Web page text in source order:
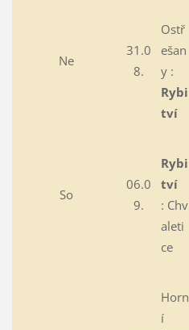
Ne
31.0
8.
Ostř
ešan
y :
Rybi
tví
So
06.0
9.
Rybi
tví
: Chv
aleti
ce
Horn
í